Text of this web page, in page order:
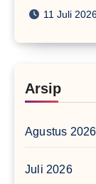
11 Juli
Arsip
Agustus 2026
Juli 2026